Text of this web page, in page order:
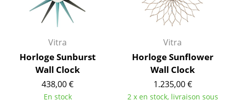
Lampes sans fil
... voir tous les luminaires
Lits
Lits doubles
Lits simples
Vitra
Horloge Sunburst
Wall Clock
438,00 €
En stock
Vitra
Horloge Sunflower
Wall Clock
1.235,00 €
2 x en stock, livraison sous